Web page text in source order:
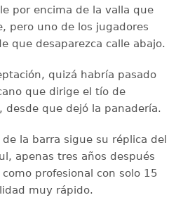
por encima de la valla que
pero uno de los jugadores
que desaparezca calle abajo.
quizá habría pasado
que dirige el tío de
desde que dejó la panadería.
la barra sigue su réplica del
apenas tres años después
profesional con solo 15
muy rápido.